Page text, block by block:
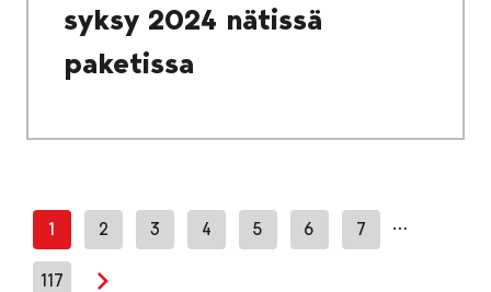
syksy 2024 nätissä
paketissa
1 2 3 4 5 6 7 …
117